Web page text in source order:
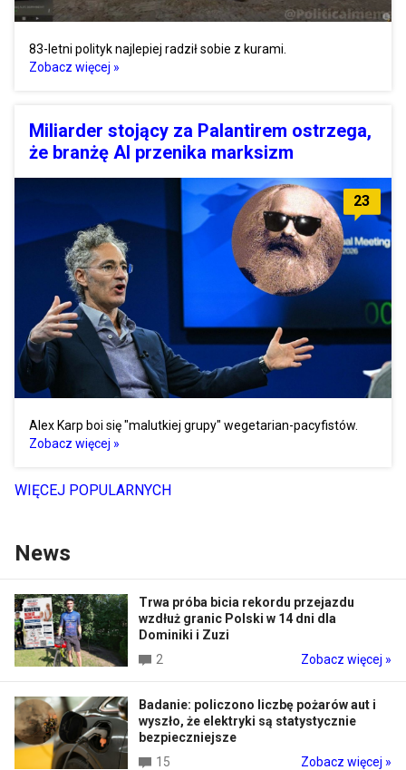
83-letni polityk najlepiej radził sobie z kurami.
Zobacz więcej »
Miliarder stojący za Palantirem ostrzega,
że branżę AI przenika marksizm
23
Alex Karp boi się "malutkiej grupy" wegetarian-pacyfistów.
Zobacz więcej »
WIĘCEJ POPULARNYCH
News
Trwa próba bicia rekordu przejazdu
wzdłuż granic Polski w 14 dni dla
Dominiki i Zuzi
2
Zobacz więcej »
Badanie: policzono liczbę pożarów aut i
wyszło, że elektryki są statystycznie
bezpieczniejsze
15
Zobacz więcej »